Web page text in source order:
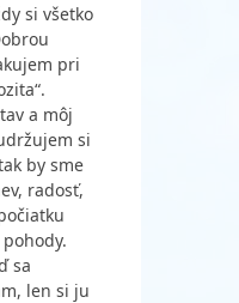
si všetko
pri
a môj
si
by sme
radosť,
sa
len si ju